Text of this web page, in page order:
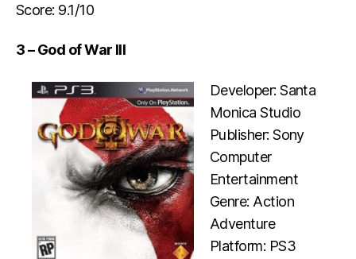
Score: 9.1/10
3 – God of War III
Developer: Santa
Monica Studio
Publisher: Sony
Computer
Entertainment
Genre: Action
Adventure
Platform: PS3